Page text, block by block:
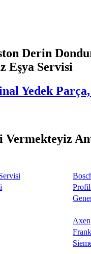
Derin
Eşya Servisi
Yedek
Vermekteyiz
Axen